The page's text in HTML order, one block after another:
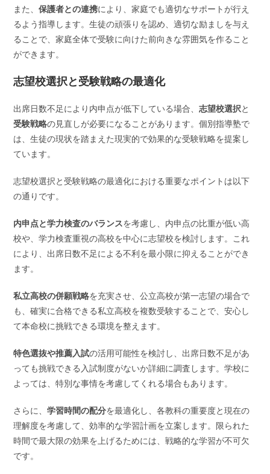
また、保護者との連携により、家庭でも適切なサポートが行え
るよう指導します。生徒の頑張りを認め、適切な励ましを与え
ることで、家庭全体で受験に向けた前向きな雰囲気を作ること
ができます。
志望校選択と受験戦略の最適化
出席日数不足により内申点が低下している場合、志望校選択と
受験戦略の見直しが必要になることがあります。個別指導塾で
は、生徒の現状を踏まえた現実的で効果的な受験戦略を提案し
ています。
志望校選択と受験戦略の最適化における重要なポイントは以下
の通りです。
内申点と学力検査のバランスを考慮し、内申点の比重が低い高
校や、学力検査重視の高校を中心に志望校を検討します。これ
により、出席日数不足による不利を最小限に抑えることができ
ます。
私立高校の併願戦略を充実させ、公立高校が第一志望の場合で
も、確実に合格できる私立高校を複数受験することで、安心し
て本命校に挑戦できる環境を整えます。
特色選抜や推薦入試の活用可能性を検討し、出席日数不足があ
っても挑戦できる入試制度がないか詳細に調査します。学校に
よっては、特別な事情を考慮してくれる場合もあります。
さらに、学習時間の配分を最適化し、各教科の重要度と現在の
理解度を考慮して、効率的な学習計画を立案します。限られた
時間で最大限の効果を上げるためには、戦略的な学習が不可欠
です。